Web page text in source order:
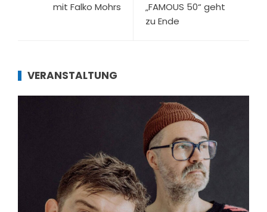
mit Falko Mohrs
„FAMOUS 50“ geht
zu Ende
VERANSTALTUNG